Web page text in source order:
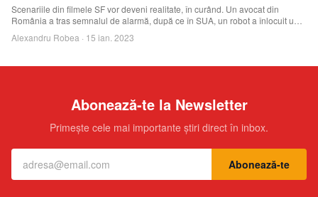
Scenariile din filmele SF vor deveni realitate, în curând. Un avocat din
România a tras semnalul de alarmă, după ce în SUA, un robot a înlocuit un
Alexandru Robea · 15 ian. 2023
Abonează-te la Newsletter
Primește cele mai importante știri direct în inbox.
Abonează-te